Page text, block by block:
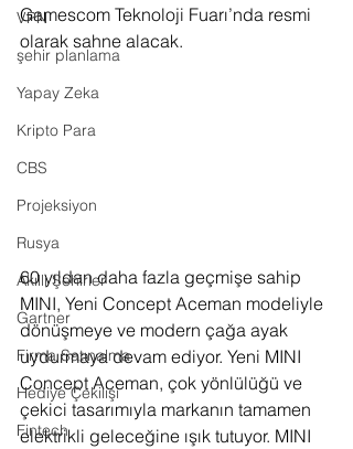
VPN
şehir planlama
Yapay Zeka
Kripto Para
CBS
Projeksiyon
Rusya
Akıllı Şehirler
Gartner
Firma Satınalma
Hediye Çekilişi
Fintech
Gamescom Teknoloji Fuarı’nda resmi
olarak sahne alacak.
60 yıldan daha fazla geçmişe sahip
MINI, Yeni Concept Aceman modeliyle
dönüşmeye ve modern çağa ayak
uydurmaya devam ediyor. Yeni MINI
Concept Aceman, çok yönlülüğü ve
çekici tasarımıyla markanın tamamen
elektrikli geleceğine ışık tutuyor. MINI